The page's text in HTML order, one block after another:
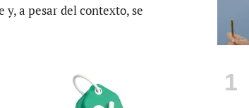
a pesar del contexto, se